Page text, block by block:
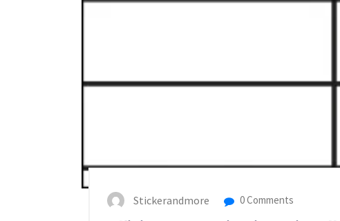
Stickerandmore 0 Comments